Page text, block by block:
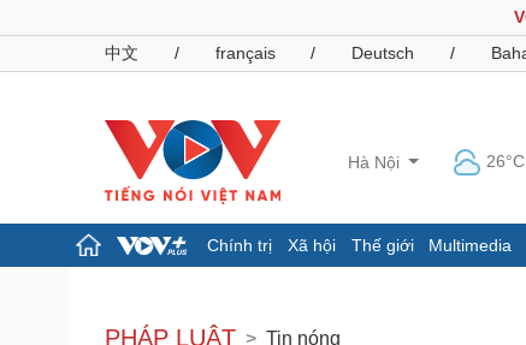
中文
/ français / Deutsch /
Hà Nội 26°C
Chính trị Xã hội Thế giới Multimedia
Đảng
PHÁP LUẬT Tin nóng